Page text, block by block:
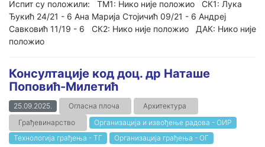
Испит су положили: ТМ1: Нико није положио СК1: Лука
Ђукић 24/21 - 6 Ана Марија Стојичић 09/21 - 6 Андреј
Савковић 11/19 - 6 СК2: Нико није положио ДАК: Нико није
положио
Консултације код доц. др Наташе
Поповић-Милетић
25.09.2025. Огласна плоча
Архитектура
Грађевинарство
Организација и извођење радова - ОИР
Технологија грађења - ТГ
Организација грађења - ОГ